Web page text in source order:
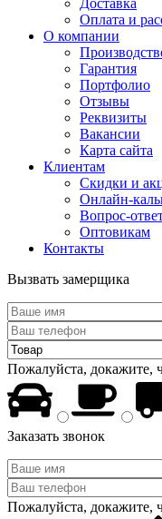
Доставка
Оплата и
О компании
Гарантия
Портфолио
Отзывы
Реквизиты
Вакансии
Карта сайта
Клиентам
Скидки и
Онлайн-
Вопрос-
Оптовикам
Контакты
Вызвать замерщика
Пожалуйста, докажите,
Заказать звонок
Пожалуйста, докажите,